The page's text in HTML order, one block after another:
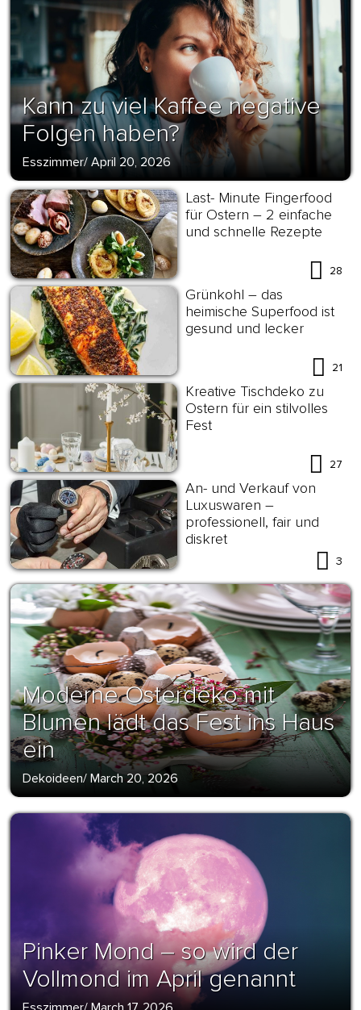
Kann zu viel Kaffee negative
Folgen haben?
Esszimmer/ April 20, 2026
Last- Minute Fingerfood
für Ostern – 2 einfache
und schnelle Rezepte
28
Grünkohl – das
heimische Superfood ist
gesund und lecker
21
Kreative Tischdeko zu
Ostern für ein stilvolles
Fest
27
An- und Verkauf von
Luxuswaren –
professionell, fair und
diskret
3
Moderne Osterdeko mit
Blumen lädt das Fest ins Haus
ein
Dekoideen/ March 20, 2026
Pinker Mond – so wird der
Vollmond im April genannt